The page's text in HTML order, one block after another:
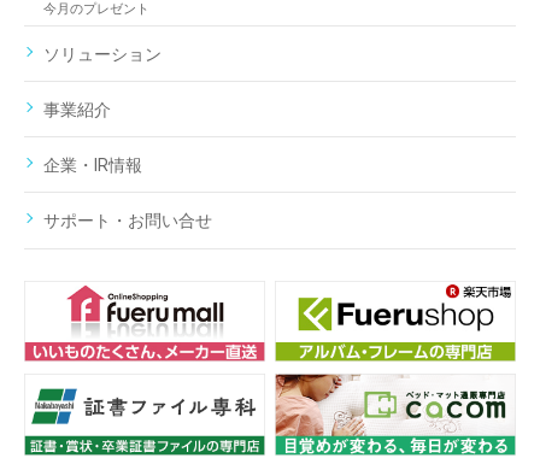
今月のプレゼント
ソリューション
事業紹介
企業・IR情報
サポート・お問い合せ